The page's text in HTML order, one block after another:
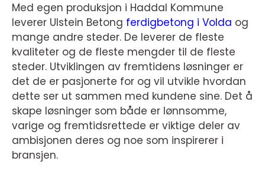
Med egen produksjon i Haddal Kommune
leverer Ulstein Betong ferdigbetong i Volda og
mange andre steder. De leverer de fleste
kvaliteter og de fleste mengder til de fleste
steder. Utviklingen av fremtidens løsninger er
det de er pasjonerte for og vil utvikle hvordan
dette ser ut sammen med kundene sine. Det å
skape løsninger som både er lønnsomme,
varige og fremtidsrettede er viktige deler av
ambisjonen deres og noe som inspirerer i
bransjen.